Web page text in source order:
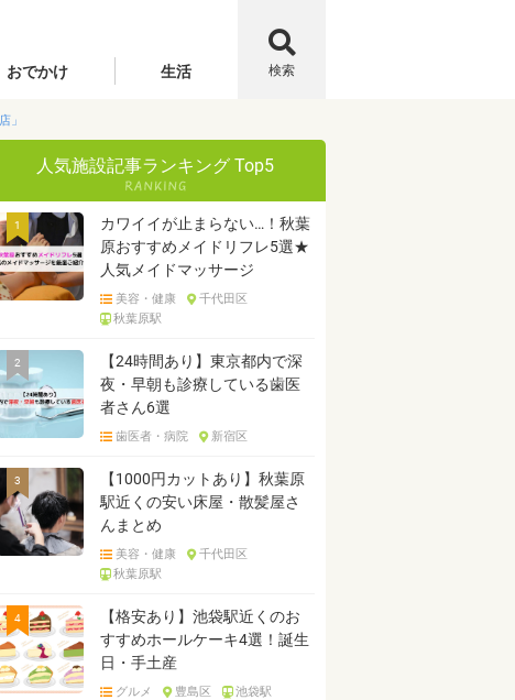
おでかけ 生活 検索
」
人気施設記事ランキング Top5
1
カワイイが止まらない…！秋葉
原おすすめメイドリフレ5選★
人気メイドマッサージ
美容・健康
千代田区
秋葉原駅
2
【24時間あり】東京都内で深
夜・早朝も診療している歯医
者さん6選
歯医者・病院 新宿区
3
【1000円カットあり】秋葉原
駅近くの安い床屋・散髪屋さ
んまとめ
美容・健康
千代田区
秋葉原駅
4
【格安あり】池袋駅近くのお
すすめホールケーキ4選！誕生
日・手土産
グルメ 豊島区 池袋駅